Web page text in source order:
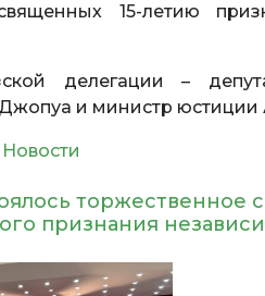
15-летию
делегации –
и министр
Новости
признания